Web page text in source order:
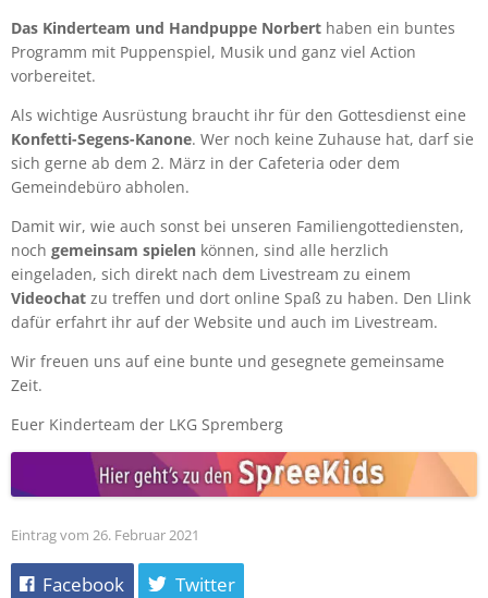
Das Kinderteam und Handpuppe Norbert haben ein buntes
Programm mit Puppenspiel, Musik und ganz viel Action
vorbereitet.
Als wichtige Ausrüstung braucht ihr für den Gottesdienst eine
Konfetti-Segens-Kanone. Wer noch keine Zuhause hat, darf sie
sich gerne ab dem 2. März in der Cafeteria oder dem
Gemeindebüro abholen.
Damit wir, wie auch sonst bei unseren Familiengottediensten,
noch gemeinsam spielen können, sind alle herzlich
eingeladen, sich direkt nach dem Livestream zu einem
Videochat zu treffen und dort online Spaß zu haben. Den Llink
dafür erfahrt ihr auf der Website und auch im Livestream.
Wir freuen uns auf eine bunte und gesegnete gemeinsame
Zeit.
Euer Kinderteam der LKG Spremberg
Eintrag vom 26. Februar 2021
Facebook Twitter